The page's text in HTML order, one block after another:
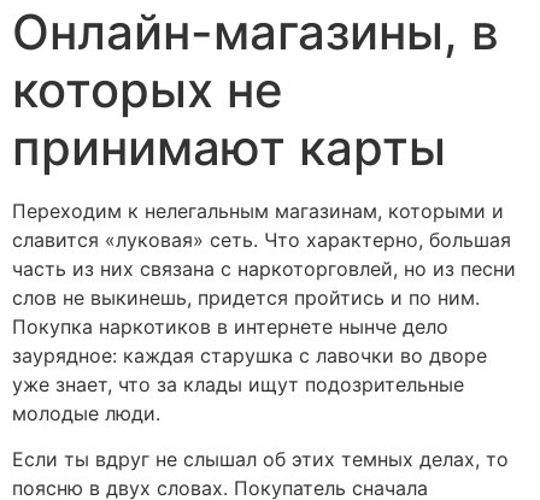
Онлайн-магазины, в
которых не
принимают карты
Переходим к нелегальным магазинам, которыми и
славится «луковая» сеть. Что характерно, большая
часть из них связана с наркоторговлей, но из песни
слов не выкинешь, придется пройтись и по ним.
Покупка наркотиков в интернете нынче дело
заурядное: каждая старушка с лавочки во дворе
уже знает, что за клады ищут подозрительные
молодые люди.
Если ты вдруг не слышал об этих темных делах, то
поясню в двух словах. Покупатель сначала